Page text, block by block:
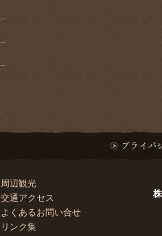
周辺観光
交通アクセス
よくあるお問い合せ
リンク集